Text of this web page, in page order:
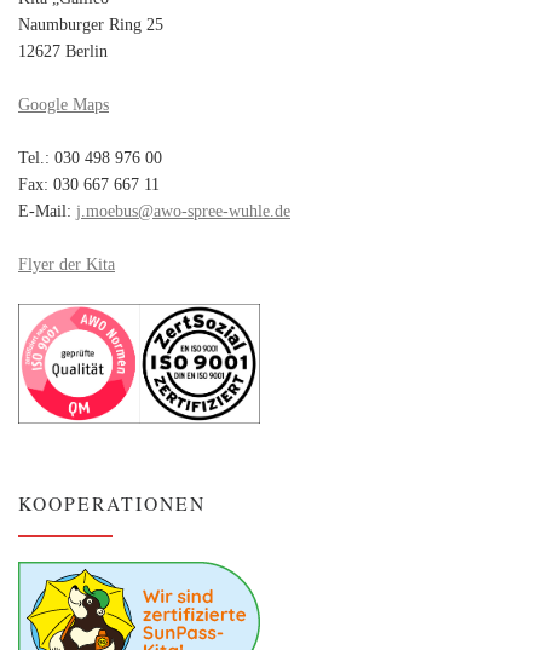
Naumburger Ring 25
12627 Berlin
Google Maps
Tel.: 030 498 976 00
Fax: 030 667 667 11
E-Mail: j.moebus@awo-spree-wuhle.de
Flyer der Kita
KOOPERATIONEN